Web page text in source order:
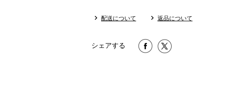
配送について 返品について
シェアする